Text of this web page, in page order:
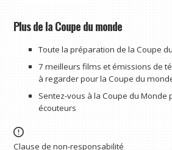
Plus de la Coupe du monde
Toute la préparation de la Coupe
7 meilleurs films et émissions de
à regarder pour la Coupe du
Sentez-vous à la Coupe du Monde
écouteurs
Clause de non-responsabilité